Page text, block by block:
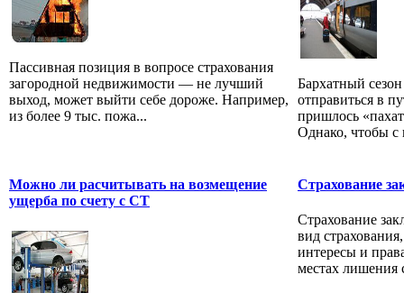
Пассивная позиция в вопросе страхования
загородной недвижимости — не лучший
выход, может выйти себе дороже. Например,
из более 9 тыс. пожа...
Бархатный
отправиться в
пришлось
Однако, чтобы с
Можно ли расчитывать на возмещение
ущерба по счету с СТ
Страхование
Страхование
вид
интересы и
местах лишения